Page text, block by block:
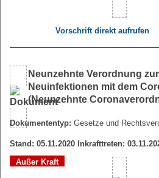
Vorschrift direkt aufrufen
Neunzehnte Verordnung
Neuinfektionen mit dem
(Neunzehnte
Dokumententyp: Gesetze und
Stand: 05.11.2020 Inkrafttreten:
Außer Kraft